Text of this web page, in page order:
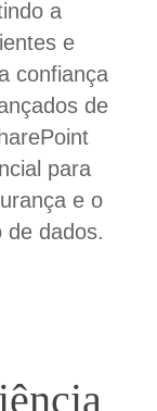
a
e
confiança
de
para
e o
de dados.